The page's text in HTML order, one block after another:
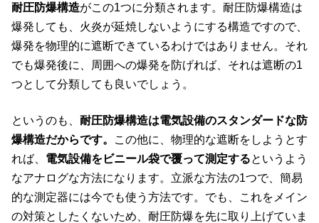
耐圧防爆構造がこの1つに分類されます。耐圧防爆構造は
爆発しても、火炎が延焼しないようにする構造ですので、
爆発を物理的に遮断できているわけではありません。それ
でも爆発後に、周囲への爆発を防げれば、それは遮断の1
つとして分類しても良いでしょう。
というのも、 耐圧防爆構造は電気設備のスタンダードな防
爆構造だからです。
この他に、物理的な遮断をしようとす
れば、 電気設備をビニール袋で覆って測定するというよう
なアナログな方法になります。立派な方法の1つで、簡易
的な測定器には今でも使う方法です。でも、これをメイン
の対策としたくないため、耐圧防爆を先に取り上げていま